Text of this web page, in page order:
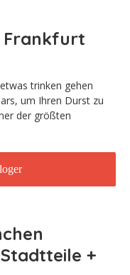
Frankfurt
trinken gehen
um Ihren Durst zu
der größten
+